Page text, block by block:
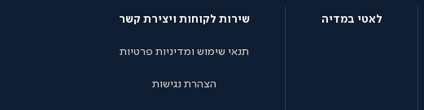
לאטי במדיה שירות לקוחות ויצירת קשר
תנאי שימוש ומדיניות פרטיות
הצהרת נגישות